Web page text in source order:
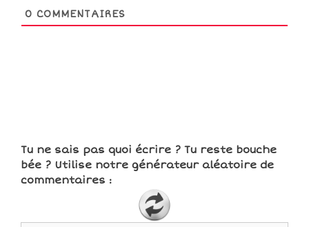
0 COMMENTAIRES
Tu ne sais pas quoi écrire ? Tu reste bouche
bée ? Utilise notre générateur aléatoire de
commentaires :